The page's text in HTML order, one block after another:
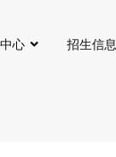
心 招生信息